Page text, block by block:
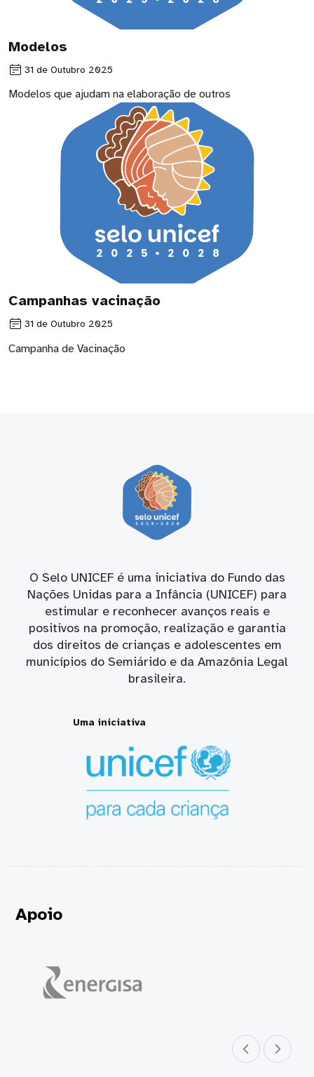
Modelos
31 de Outubro 2025
Modelos que ajudam na elaboração de outros
Campanhas vacinação
31 de Outubro 2025
Campanha de Vacinação
O Selo UNICEF é uma iniciativa do Fundo das
Nações Unidas para a Infância (UNICEF) para
estimular e reconhecer avanços reais e
positivos na promoção, realização e garantia
dos direitos de crianças e adolescentes em
municípios do Semiárido e da Amazônia Legal
brasileira.
Uma iniciativa
Apoio
Parceiro anterior
Próximo